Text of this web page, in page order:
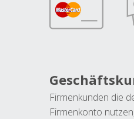
Firmenkunden die
Firmenkonto